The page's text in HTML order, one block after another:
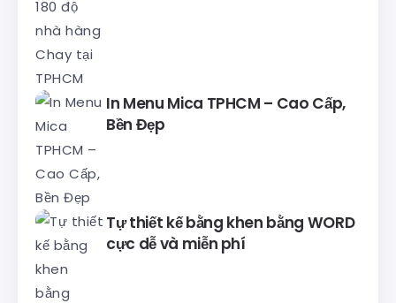
In Menu Mica TPHCM – Cao Cấp,
Bền Đẹp
Tự thiết kế bằng khen bằng WORD
cực dễ và miễn phí